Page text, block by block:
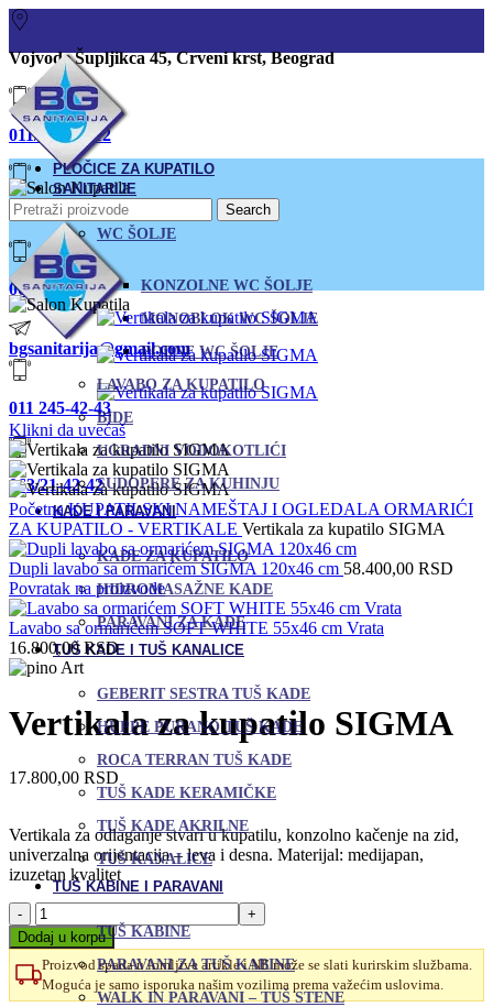
Vojvode Šupljikca 45, Crveni krst, Beograd
011/380-80-12
011/245-42-43
063/21-42-42
bgsanitarija@gmail.com
011 245-42-43
063/21-42-42
Search
PLOČICE ZA KUPATILO
SANITARIJE
WC ŠOLJE
KONZOLNE WC ŠOLJE
MONOBLOK WC ŠOLJE
PODNE WC ŠOLJE
LAVABO ZA KUPATILO
BIDE
UGRADNI VODOKOTLIĆI
SUDOPERE ZA KUHINJU
KADE I PARAVANI
KADE ZA KUPATILO
HIDROMASAŽNE KADE
PARAVANI ZA KADE
TUŠ KADE I TUŠ KANALICE
GEBERIT SESTRA TUŠ KADE
HUPPE PURANO TUŠ KADE
ROCA TERRAN TUŠ KADE
TUŠ KADE KERAMIČKE
TUŠ KADE AKRILNE
TUŠ KANALICE
TUŠ KABINE I PARAVANI
TUŠ KABINE
PARAVANI ZA TUŠ KABINE
WALK IN PARAVANI – TUŠ STENE
Klikni da uvećaš
PočetnaKUPATILSKI NAMEŠTAJ I OGLEDALA ORMARIĆI
ZA KUPATILO - VERTIKALE Vertikala za kupatilo SIGMA
Dupli lavabo sa ormarićem SIGMA 120x46 cm 58.400,00 RSD
Povratak na proizvode
Lavabo sa ormarićem SOFT WHITE 55x46 cm Vrata
16.800,00RSD
Vertikala za kupatilo SIGMA
17.800,00 RSD
Vertikala za odlaganje stvari u kupatilu, konzolno kačenje na zid,
univerzalna orijentacija – leva i desna. Materijal: medijapan,
izuzetan kvalitet
Vertikala
za
kupatilo
SIGMA
količina
Dodaj u korpu
Proizvod spada u lomljive artikle i NE može se slati kurirskim službama.
Moguća je samo isporuka našim vozilima prema važećim uslovima.